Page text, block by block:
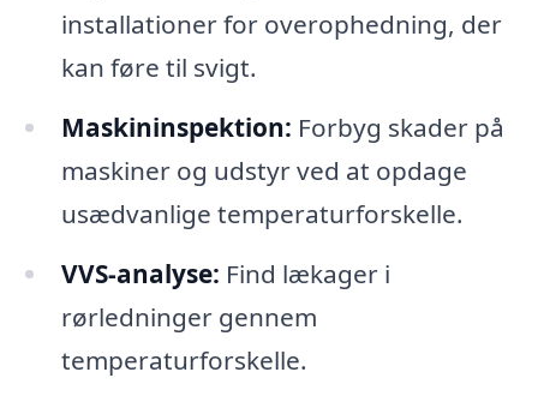
installationer for overophedning, der
kan føre til svigt.
Maskininspektion: Forbyg skader på
maskiner og udstyr ved at opdage
usædvanlige temperaturforskelle.
VVS-analyse: Find lækager i
rørledninger gennem
temperaturforskelle.